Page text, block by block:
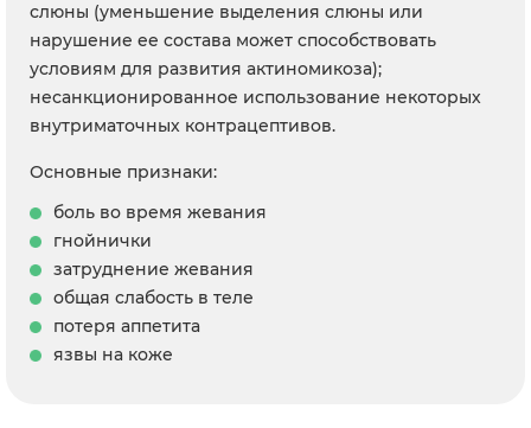
слюны (уменьшение выделения слюны или
нарушение ее состава может способствовать
условиям для развития актиномикоза);
несанкционированное использование некоторых
внутриматочных контрацептивов.
Основные признаки:
боль во время жевания
гнойнички
затруднение жевания
общая слабость в теле
потеря аппетита
язвы на коже